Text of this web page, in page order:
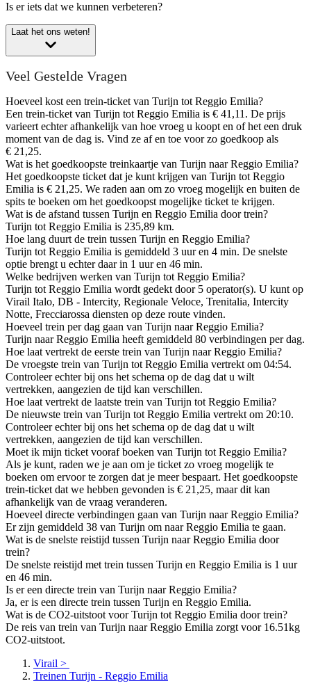
Is er iets dat we kunnen verbeteren?
Laat het ons weten!
Veel Gestelde Vragen
Hoeveel kost een trein-ticket van Turijn tot Reggio Emilia?
Een trein-ticket van Turijn tot Reggio Emilia is € 41,11. De prijs
varieert echter afhankelijk van hoe vroeg u koopt en of het een druk
moment van de dag is. Vind ze af en toe voor zo goedkoop als
€ 21,25.
Wat is het goedkoopste treinkaartje van Turijn naar Reggio Emilia?
Het goedkoopste ticket dat je kunt krijgen van Turijn tot Reggio
Emilia is € 21,25. We raden aan om zo vroeg mogelijk en buiten de
spits te boeken om het goedkoopst mogelijke ticket te krijgen.
Wat is de afstand tussen Turijn en Reggio Emilia door trein?
Turijn tot Reggio Emilia is 235,89 km.
Hoe lang duurt de trein tussen Turijn en Reggio Emilia?
Turijn tot Reggio Emilia is gemiddeld 3 uur en 4 min. De snelste
optie brengt u echter daar in 1 uur en 46 min.
Welke bedrijven werken van Turijn tot Reggio Emilia?
Turijn tot Reggio Emilia wordt gedekt door 5 operator(s). U kunt op
Virail Italo, DB - Intercity, Regionale Veloce, Trenitalia, Intercity
Notte, Frecciarossa diensten op deze route vinden.
Hoeveel trein per dag gaan van Turijn naar Reggio Emilia?
Turijn naar Reggio Emilia heeft gemiddeld 80 verbindingen per dag.
Hoe laat vertrekt de eerste trein van Turijn naar Reggio Emilia?
De vroegste trein van Turijn tot Reggio Emilia vertrekt om 04:54.
Controleer echter bij ons het schema op de dag dat u wilt
vertrekken, aangezien de tijd kan verschillen.
Hoe laat vertrekt de laatste trein van Turijn tot Reggio Emilia?
De nieuwste trein van Turijn tot Reggio Emilia vertrekt om 20:10.
Controleer echter bij ons het schema op de dag dat u wilt
vertrekken, aangezien de tijd kan verschillen.
Moet ik mijn ticket vooraf boeken van Turijn tot Reggio Emilia?
Als je kunt, raden we je aan om je ticket zo vroeg mogelijk te
boeken om ervoor te zorgen dat je meer bespaart. Het goedkoopste
trein-ticket dat we hebben gevonden is € 21,25, maar dit kan
afhankelijk van de vraag veranderen.
Hoeveel directe verbindingen gaan van Turijn naar Reggio Emilia?
Er zijn gemiddeld 38 van Turijn om naar Reggio Emilia te gaan.
Wat is de snelste reistijd tussen Turijn naar Reggio Emilia door
trein?
De snelste reistijd met trein tussen Turijn en Reggio Emilia is 1 uur
en 46 min.
Is er een directe trein van Turijn naar Reggio Emilia?
Ja, er is een directe trein tussen Turijn en Reggio Emilia.
Wat is de CO2-uitstoot voor Turijn tot Reggio Emilia door trein?
De reis van trein van Turijn naar Reggio Emilia zorgt voor 16.51kg
CO2-uitstoot.
Virail >
Treinen Turijn - Reggio Emilia